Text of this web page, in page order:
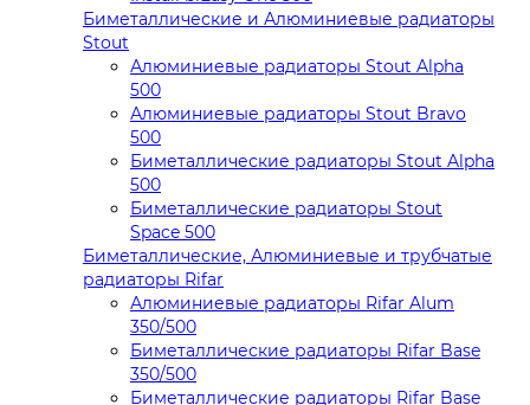
Биметаллические и Алюминиевые радиаторы
Stout
Алюминиевые радиаторы Stout Alpha
500
Алюминиевые радиаторы Stout Bravo
500
Биметаллические радиаторы Stout Alpha
500
Биметаллические радиаторы Stout
Space 500
Биметаллические, Алюминиевые и трубчатые
радиаторы Rifar
Алюминиевые радиаторы Rifar Alum
350/500
Биметаллические радиаторы Rifar Base
350/500
Биметаллические радиаторы Rifar Base